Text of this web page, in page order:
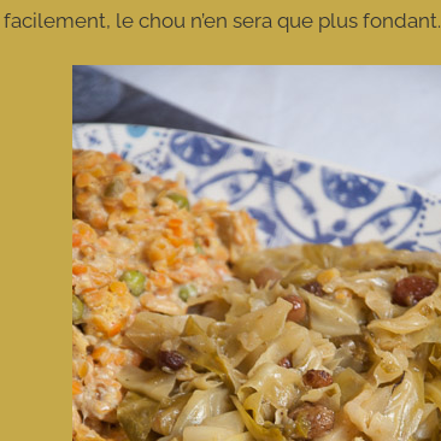
le chou n’en sera que plus fondant.